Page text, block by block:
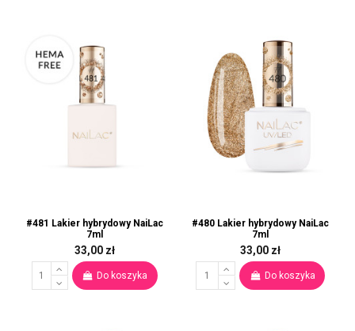
#481 Lakier hybrydowy NaiLac
7ml
33,00 zł
Do koszyka
#480 Lakier hybrydowy NaiLac
7ml
33,00 zł
Do koszyka